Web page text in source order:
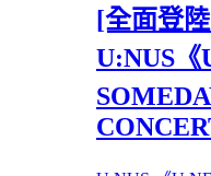
[全面登
U:NUS